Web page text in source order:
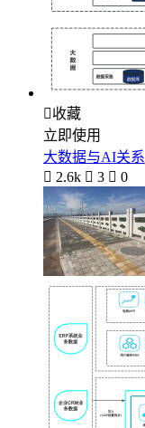
收藏
立即使用
大数据与AI关系
 2.6k  3  0